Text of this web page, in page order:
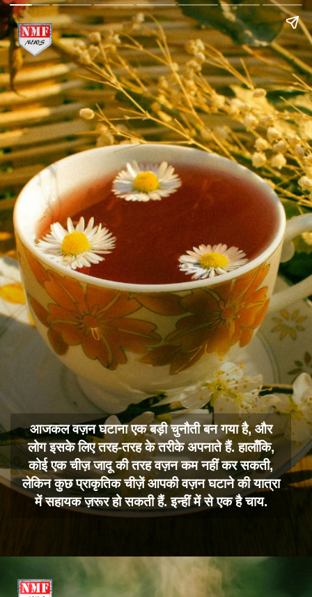
आजकल वज़न घटाना एक बड़ी चुनौती बन गया है, और
लोग इसके लिए तरह-तरह के तरीके अपनाते हैं. हालाँकि,
कोई एक चीज़ जादू की तरह वज़न कम नहीं कर सकती,
लेकिन कुछ प्राकृतिक चीज़ें आपकी वज़न घटाने की यात्रा
में सहायक ज़रूर हो सकती हैं. इन्हीं में से एक है चाय.